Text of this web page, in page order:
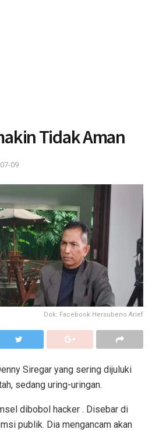
Tidak Aman
09
Dok: Facebook Hersubeno Arief
Siregar yang sering dijuluki
sedang uring-uringan.
dibobol hacker . Disebar di
publik. Dia mengancam akan